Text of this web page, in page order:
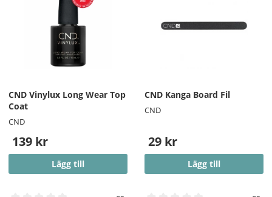
CND Vinylux Long Wear Top
Coat
CND
139 kr
Lägg till
CND Kanga Board Fil
CND
29 kr
Lägg till